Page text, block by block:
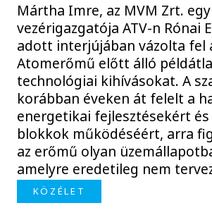
Mártha Imre, az MVM Zrt.
vezérigazgatója ATV-n Rónai
adott interjújában vázolta fel
Atomerőmű előtt álló
technológiai kihívásokat. A
korábban éveken át felelt a
energetikai fejlesztésekért és
blokkok működéséért, arra
az erőmű olyan
amelyre eredetileg nem
KÖZÉLET